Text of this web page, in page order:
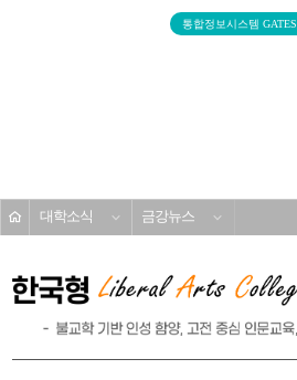
통합정보시스템 GATES
대학소식 금강뉴스